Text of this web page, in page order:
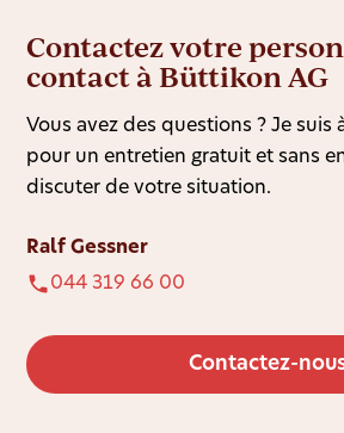
Contactez votre
contact à Büttikon AG
Vous avez des questions ? Je
pour un entretien gratuit et sans
discuter de votre situation.
Ralf Gessner
044 319 66 00
Contactez-